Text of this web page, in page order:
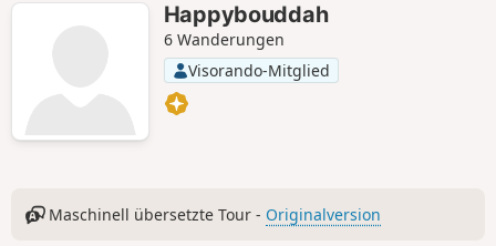
Happybouddah
6 Wanderungen
Visorando-Mitglied
Maschinell übersetzte Tour - Originalversion